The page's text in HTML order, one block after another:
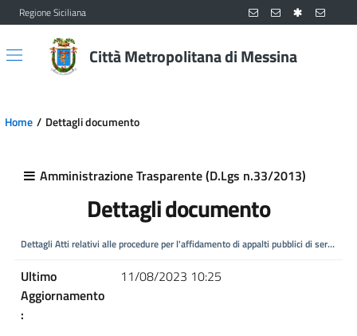
Vai al contenuto principale
Vai al menu principale
Regione Siciliana
Città Metropolitana di Messina
Home Dettagli documento
Amministrazione Trasparente (D.Lgs n.33/2013)
Dettagli documento
Dettagli Atti relativi alle procedure per l'affidamento di appalti pubblici di servizi,
Ultimo
Aggiornamento
:
11/08/2023 10:25